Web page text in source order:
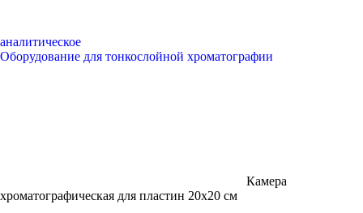
аналитическое
Оборудование для тонкослойной хроматографии
Камера
хроматографическая для пластин 20х20 см